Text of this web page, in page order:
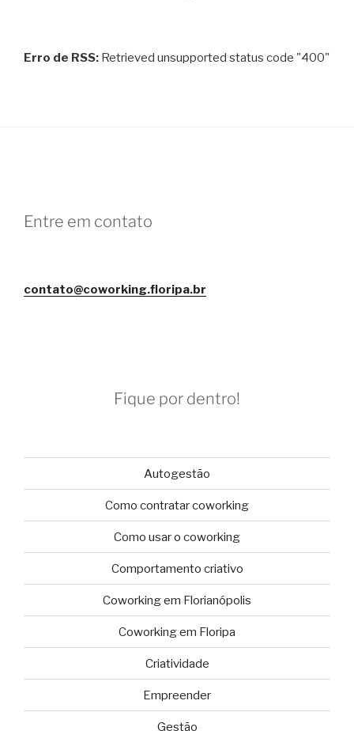
Erro de RSS: Retrieved unsupported status code "400"
Entre em contato
contato@coworking.floripa.br
Fique por dentro!
Autogestão
Como contratar coworking
Como usar o coworking
Comportamento criativo
Coworking em Florianópolis
Coworking em Floripa
Criatividade
Empreender
Gestão